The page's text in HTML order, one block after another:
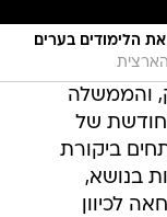
הלימודים בערים
הארצית
והממשלה
של
ביקורת
בנושא,
לכיוון